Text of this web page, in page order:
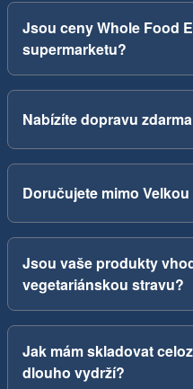
Jsou ceny Whole Food
supermarketu?
Nabízíte dopravu
Doručujete mimo
Jsou vaše produkty
vegetariánskou stravu?
Jak mám skladovat
dlouho vydrží?